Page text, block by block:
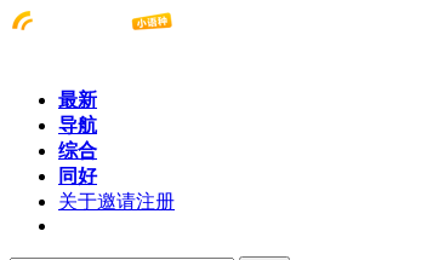
最新
导航
综合
同好
关于邀请注册